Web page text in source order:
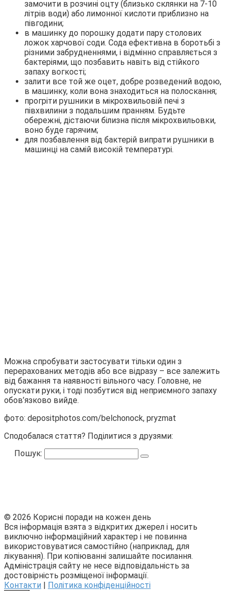
замочити в розчині оцту (близько склянки на 7-10
літрів води) або лимонної кислоти приблизно на
півгодини;
в машинку до порошку додати пару столових
ложок харчової соди. Сода ефективна в боротьбі з
різними забрудненнями, і відмінно справляється з
бактеріями, що позбавить навіть від стійкого
запаху вогкості;
залити все той же оцет, добре розведений водою,
в машинку, коли вона знаходиться на полоскання;
прогріти рушники в мікрохвильовій печі з
півхвилини з подальшим пранням. Будьте
обережні, дістаючи білизна після мікрохвильовки,
воно буде гарячим;
для позбавлення від бактерій випрати рушники в
машинці на самій високій температурі.
Можна спробувати застосувати тільки один з
перерахованих методів або все відразу – все залежить
від бажання та наявності вільного часу. Головне, не
опускати руки, і тоді позбутися від неприємного запаху
обов’язково вийде.
фото: depositphotos.com/belchonock, pryzmat
Сподобалася стаття? Поділитися з друзями:
Пошук:
© 2026 Корисні поради на кожен день
Вся інформація взята з відкритих джерел і носить
виключно інформаційний характер і не повинна
використовуватися самостійно (наприклад, для
лікування). При копіюванні залишайте посилання.
Адміністрація сайту не несе відповідальність за
достовірність розміщеної інформації.
Контакти
Політика конфіденційності